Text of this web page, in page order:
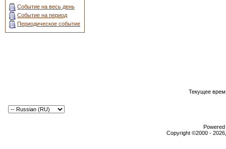
Событие на весь день
Событие на период
Периодическое событие
Текущее
Copyright ©2000 -